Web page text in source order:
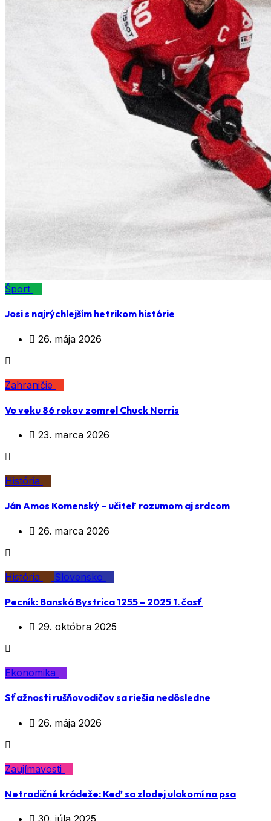
Šport
Josi s najrýchlejším hetrikom histórie
26. mája 2026
Zahraničie
Vo veku 86 rokov zomrel Chuck Norris
23. marca 2026
História
Ján Amos Komenský – učiteľ rozumom aj srdcom
26. marca 2026
História Slovensko
Pecník: Banská Bystrica 1255 – 2025 1. časť
29. októbra 2025
Ekonomika
Sťažnosti rušňovodičov sa riešia nedôsledne
26. mája 2026
Zaujímavosti
Netradičné krádeže: Keď sa zlodej ulakomí na psa